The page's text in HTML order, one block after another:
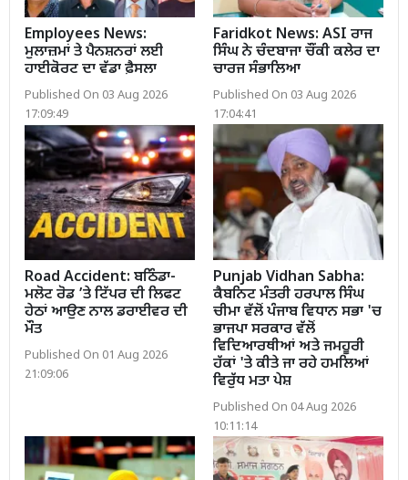
Employees News:
ਮੁਲਾਜ਼ਮਾਂ ਤੇ ਪੈਨਸ਼ਨਰਾਂ ਲਈ
ਹਾਈਕੋਰਟ ਦਾ ਵੱਡਾ ਫ਼ੈਸਲਾ
Published On 03 Aug 2026
17:09:49
Faridkot News: ASI ਰਾਜ
ਸਿੰਘ ਨੇ ਚੰਦਬਾਜਾ ਚੌਂਕੀ ਕਲੇਰ ਦਾ
ਚਾਰਜ ਸੰਭਾਲਿਆ
Published On 03 Aug 2026
17:04:41
Road Accident: ਬਠਿੰਡਾ-
ਮਲੋਟ ਰੋਡ ’ਤੇ ਟਿੱਪਰ ਦੀ ਲਿਫਟ
ਹੇਠਾਂ ਆਉਣ ਨਾਲ ਡਰਾਈਵਰ ਦੀ
ਮੌਤ
Published On 01 Aug 2026
21:09:06
Punjab Vidhan Sabha:
ਕੈਬਨਿਟ ਮੰਤਰੀ ਹਰਪਾਲ ਸਿੰਘ
ਚੀਮਾ ਵੱਲੋਂ ਪੰਜਾਬ ਵਿਧਾਨ ਸਭਾ 'ਚ
ਭਾਜਪਾ ਸਰਕਾਰ ਵੱਲੋਂ
ਵਿਦਿਆਰਥੀਆਂ ਅਤੇ ਜਮਹੂਰੀ
ਹੱਕਾਂ 'ਤੇ ਕੀਤੇ ਜਾ ਰਹੇ ਹਮਲਿਆਂ
ਵਿਰੁੱਧ ਮਤਾ ਪੇਸ਼
Published On 04 Aug 2026
10:11:14